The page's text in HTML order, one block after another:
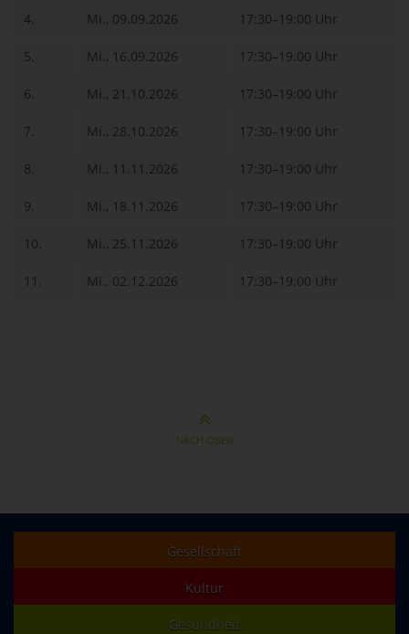
4. Mi., 09.09.2026 17:30–19:00 Uhr
5. Mi., 16.09.2026 17:30–19:00 Uhr
6. Mi., 21.10.2026 17:30–19:00 Uhr
7. Mi., 28.10.2026 17:30–19:00 Uhr
8. Mi., 11.11.2026 17:30–19:00 Uhr
9. Mi., 18.11.2026 17:30–19:00 Uhr
10. Mi., 25.11.2026 17:30–19:00 Uhr
11. Mi., 02.12.2026 17:30–19:00 Uhr
NACH OBEN
Gesellschaft
Kultur
Gesundheit